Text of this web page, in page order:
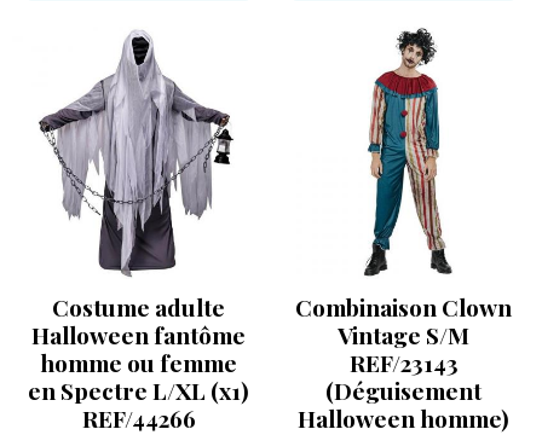
Costume adulte
Halloween fantôme
homme ou femme
en Spectre L/XL (x1)
REF/44266
Combinaison Clown
Vintage S/M
REF/23143
(Déguisement
Halloween homme)